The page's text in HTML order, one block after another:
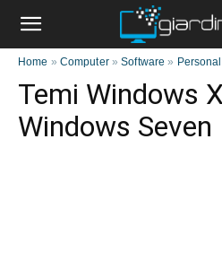
Home » Computer»Software »
Temi Windows
Windows Seven